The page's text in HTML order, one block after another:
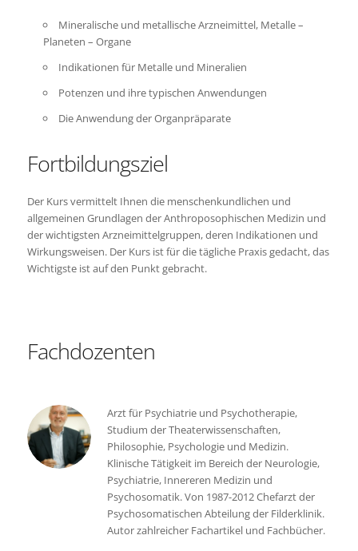
Mineralische und metallische Arzneimittel, Metalle –
Planeten – Organe
Indikationen für Metalle und Mineralien
Potenzen und ihre typischen Anwendungen
Die Anwendung der Organpräparate
Fortbildungsziel
Der Kurs vermittelt Ihnen die menschenkundlichen und
allgemeinen Grundlagen der Anthroposophischen Medizin und
der wichtigsten Arzneimittelgruppen, deren Indikationen und
Wirkungsweisen. Der Kurs ist für die tägliche Praxis gedacht, das
Wichtigste ist auf den Punkt gebracht.
Fachdozenten
Arzt für Psychiatrie und Psychotherapie,
Studium der Theaterwissenschaften,
Philosophie, Psychologie und Medizin.
Klinische Tätigkeit im Bereich der Neurologie,
Psychiatrie, Innereren Medizin und
Psychosomatik. Von 1987-2012 Chefarzt der
Psychosomatischen Abteilung der Filderklinik.
Autor zahlreicher Fachartikel und Fachbücher.